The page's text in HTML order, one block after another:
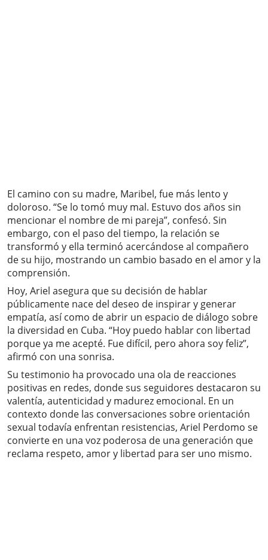
El camino con su madre, Maribel, fue más lento y
doloroso. “Se lo tomó muy mal. Estuvo dos años sin
mencionar el nombre de mi pareja”, confesó. Sin
embargo, con el paso del tiempo, la relación se
transformó y ella terminó acercándose al compañero
de su hijo, mostrando un cambio basado en el amor y la
comprensión.
Hoy, Ariel asegura que su decisión de hablar
públicamente nace del deseo de inspirar y generar
empatía, así como de abrir un espacio de diálogo sobre
la diversidad en Cuba. “Hoy puedo hablar con libertad
porque ya me acepté. Fue difícil, pero ahora soy feliz”,
afirmó con una sonrisa.
Su testimonio ha provocado una ola de reacciones
positivas en redes, donde sus seguidores destacaron su
valentía, autenticidad y madurez emocional. En un
contexto donde las conversaciones sobre orientación
sexual todavía enfrentan resistencias, Ariel Perdomo se
convierte en una voz poderosa de una generación que
reclama respeto, amor y libertad para ser uno mismo.